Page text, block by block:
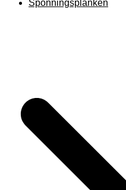
Sponningsplanken